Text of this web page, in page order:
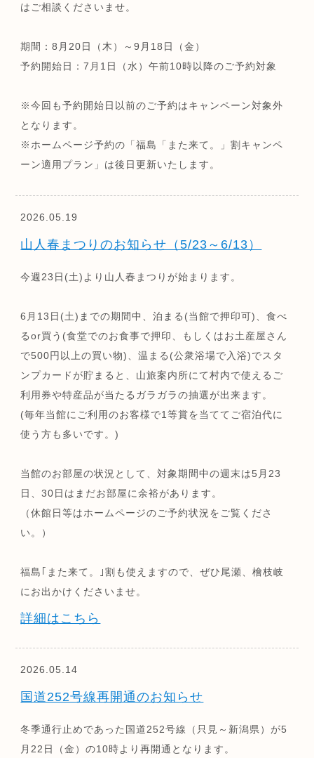
はご相談くださいませ。
期間：8月20日（木）～9月18日（金）
予約開始日：7月1日（水）午前10時以降のご予約対象
※今回も予約開始日以前のご予約はキャンペーン対象外
となります。
※ホームページ予約の「福島「また来て。」割キャンペ
ーン適用プラン」は後日更新いたします。
2026.05.19
山人春まつりのお知らせ（5/23～6/13）
今週23日(土)より山人春まつりが始まります。
6月13日(土)までの期間中、泊まる(当館で押印可)、食べ
るor買う(食堂でのお食事で押印、もしくはお土産屋さん
で500円以上の買い物)、温まる(公衆浴場で入浴)でスタ
ンプカードが貯まると、山旅案内所にて村内で使えるご
利用券や特産品が当たるガラガラの抽選が出来ます。
(毎年当館にご利用のお客様で1等賞を当ててご宿泊代に
使う方も多いです。)
当館のお部屋の状況として、対象期間中の週末は5月23
日、30日はまだお部屋に余裕があります。
（休館日等はホームページのご予約状況をご覧くださ
い。）
福島｢また来て。｣割も使えますので、ぜひ尾瀬、檜枝岐
にお出かけくださいませ。
詳細はこちら
2026.05.14
国道252号線再開通のお知らせ
冬季通行止めであった国道252号線（只見～新潟県）が5
月22日（金）の10時より再開通となります。